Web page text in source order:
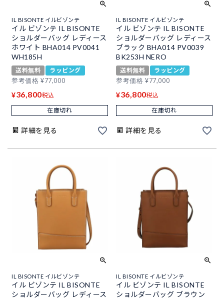
IL BISONTE イルビゾンテ
イル ビゾンテ IL BISONTE
ショルダーバッグ レディース
ホワイト BHA014 PV0041
WH185H
送料無料
ラッピング
参考価格 ¥77,000
¥36,800税込
在庫切れ
詳細を見る
IL BISONTE イルビゾンテ
イル ビゾンテ IL BISONTE
ショルダーバッグ レディース
ブラック BHA014 PV0039
BK253H NERO
送料無料
ラッピング
参考価格 ¥77,000
¥36,800税込
在庫切れ
詳細を見る
IL BISONTE イルビゾンテ
イル ビゾンテ IL BISONTE
ショルダーバッグ レディース
IL BISONTE イルビゾンテ
イル ビゾンテ IL BISONTE
ショルダーバッグ ブラウン